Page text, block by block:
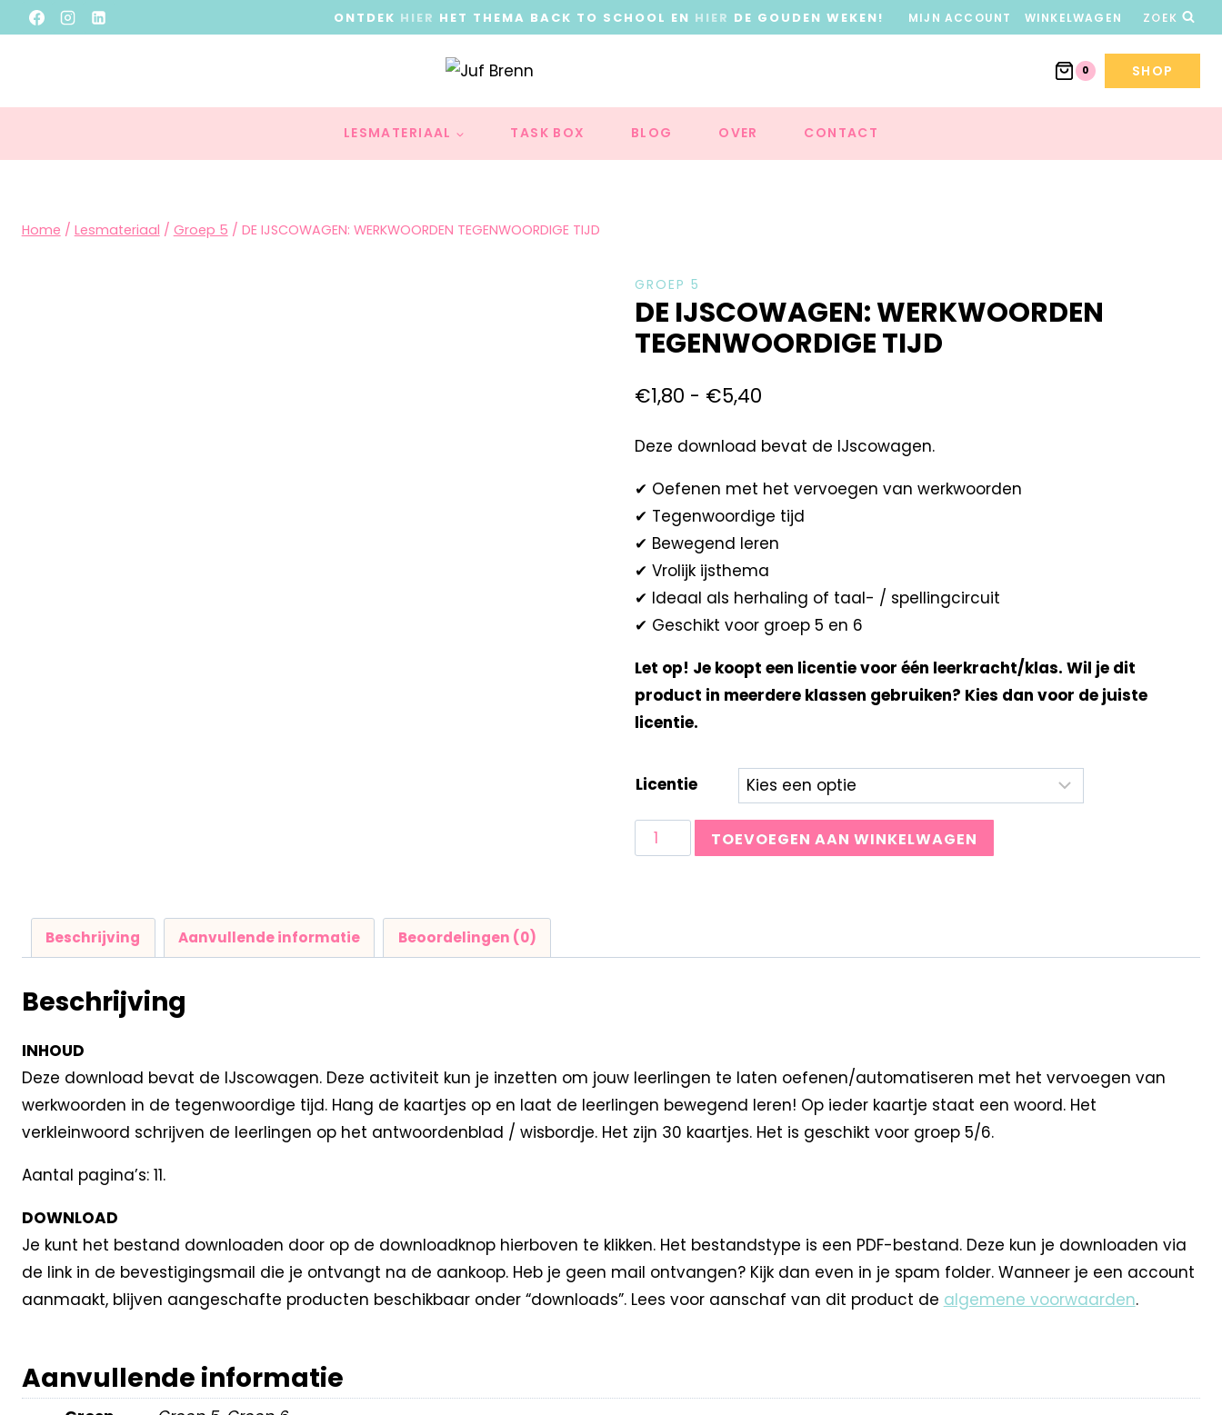
ONTDEK HIER HET THEMA BACK TO SCHOOL EN HIER DE GOUDEN WEKEN! MIJN ACCOUNT WINKELWAGEN ZOEK
0 SHOP
LESMATERIAAL TASK BOX BLOG OVER CONTACT
Home / Lesmateriaal / Groep 5 / DE IJSCOWAGEN: WERKWOORDEN TEGENWOORDIGE TIJD
GROEP 5
DE IJSCOWAGEN: WERKWOORDEN
TEGENWOORDIGE TIJD
€1,80 - €5,40
Deze download bevat de IJscowagen.
✔ Oefenen met het vervoegen van werkwoorden
✔ Tegenwoordige tijd
✔ Bewegend leren
✔ Vrolijk ijsthema
✔ Ideaal als herhaling of taal- / spellingcircuit
✔ Geschikt voor groep 5 en 6
Let op! Je koopt een licentie voor één leerkracht/klas. Wil je dit
product in meerdere klassen gebruiken? Kies dan voor de juiste
licentie.
Licentie
TOEVOEGEN AAN WINKELWAGEN
Beschrijving Aanvullende informatie Beoordelingen (0)
Beschrijving
INHOUD
Deze download bevat de IJscowagen. Deze activiteit kun je inzetten om jouw leerlingen te laten oefenen/automatiseren met het vervoegen van
werkwoorden in de tegenwoordige tijd. Hang de kaartjes op en laat de leerlingen bewegend leren! Op ieder kaartje staat een woord. Het
verkleinwoord schrijven de leerlingen op het antwoordenblad / wisbordje. Het zijn 30 kaartjes. Het is geschikt voor groep 5/6.
Aantal pagina’s: 11.
DOWNLOAD
Je kunt het bestand downloaden door op de downloadknop hierboven te klikken. Het bestandstype is een PDF-bestand. Deze kun je downloaden via
de link in de bevestigingsmail die je ontvangt na de aankoop. Heb je geen mail ontvangen? Kijk dan even in je spam folder. Wanneer je een account
aanmaakt, blijven aangeschafte producten beschikbaar onder “downloads”. Lees voor aanschaf van dit product de algemene voorwaarden.
Aanvullende informatie